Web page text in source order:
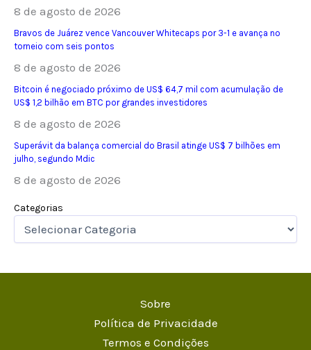
8 de agosto de 2026
Bravos de Juárez vence Vancouver Whitecaps por 3-1 e avança no
torneio com seis pontos
8 de agosto de 2026
Bitcoin é negociado próximo de US$ 64,7 mil com acumulação de
US$ 1,2 bilhão em BTC por grandes investidores
8 de agosto de 2026
Superávit da balança comercial do Brasil atinge US$ 7 bilhões em
julho, segundo Mdic
8 de agosto de 2026
Categorias
Sobre
Política de Privacidade
Termos e Condições